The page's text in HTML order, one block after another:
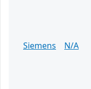
Siemens
N/A